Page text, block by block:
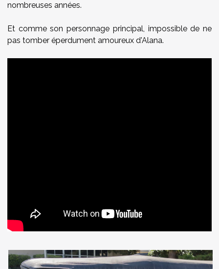
nombreuses années.
Et comme son personnage principal, impossible de ne
pas tomber éperdument amoureux d'Alana.